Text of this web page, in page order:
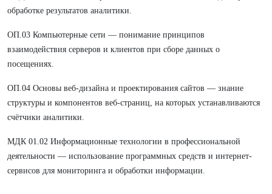
обработке результатов аналитики.
ОП.03 Компьютерные сети — понимание принципов
взаимодействия серверов и клиентов при сборе данных о
посещениях.
ОП.04 Основы веб-дизайна и проектирования сайтов — знание
структуры и компонентов веб-страниц, на которых устанавливаются
счётчики аналитики.
МДК 01.02 Информационные технологии в профессиональной
деятельности — использование программных средств и интернет-
сервисов для мониторинга и обработки информации.